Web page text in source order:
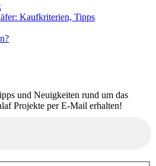
Kaufkriterien, Tipps
und Neuigkeiten rund um das
Projekte per E-Mail erhalten!